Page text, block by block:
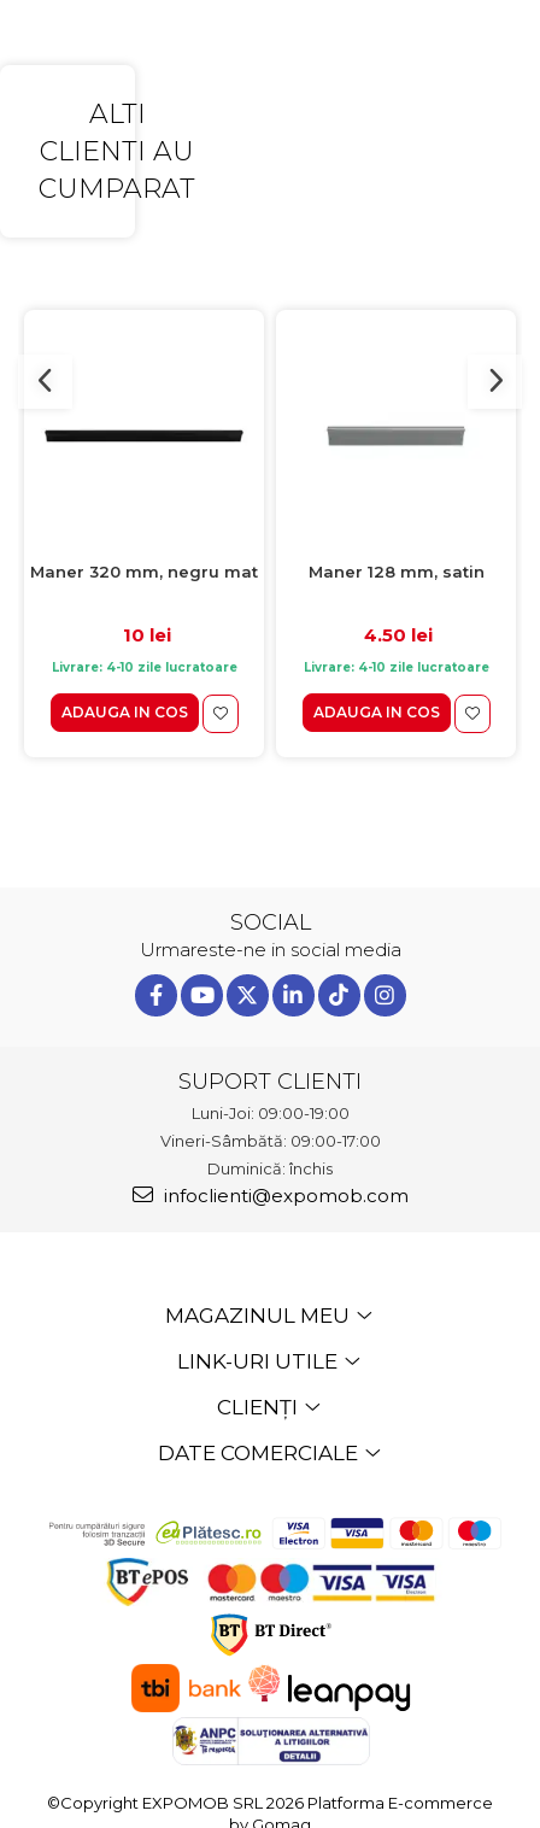
ALTI
CLIENTI AU
CUMPARAT
Maner 320 mm, negru mat
10 lei
Livrare: 4-10 zile lucratoare
ADAUGA IN COS
Maner 128 mm, satin
4.50 lei
Livrare: 4-10 zile lucratoare
ADAUGA IN COS
SOCIAL
Urmareste-ne in social media
SUPORT CLIENTI
Luni-Joi: 09:00-19:00
Vineri-Sâmbătă: 09:00-17:00
Duminică: închis
infoclienti@expomob.com
MAGAZINUL MEU
LINK-URI UTILE
CLIENȚI
DATE COMERCIALE
©Copyright EXPOMOB SRL 2026 Platforma E-commerce